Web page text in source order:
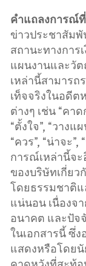
คำแถลงการณ์
ข่าวประชาสัม
สถานะทางการ
แผนงานและวั
เหล่านี้สามารถ
เท็จจริงในอดี
ต่างๆ เช่น “คา
“ตั้งใจ”, “วางแ
“ควร”, “น่าจะ
การณ์เหล่านี้จ
ของบริษัทเกี่ย
โดยธรรมชาติ
แน่นอน เนื่องจ
อนาคต และปัจ
ในเอกสารนี้ ซึ่
แสดงหรือโดย